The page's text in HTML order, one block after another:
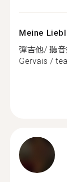
Meine
彈吉他/ 聽
Gervais /